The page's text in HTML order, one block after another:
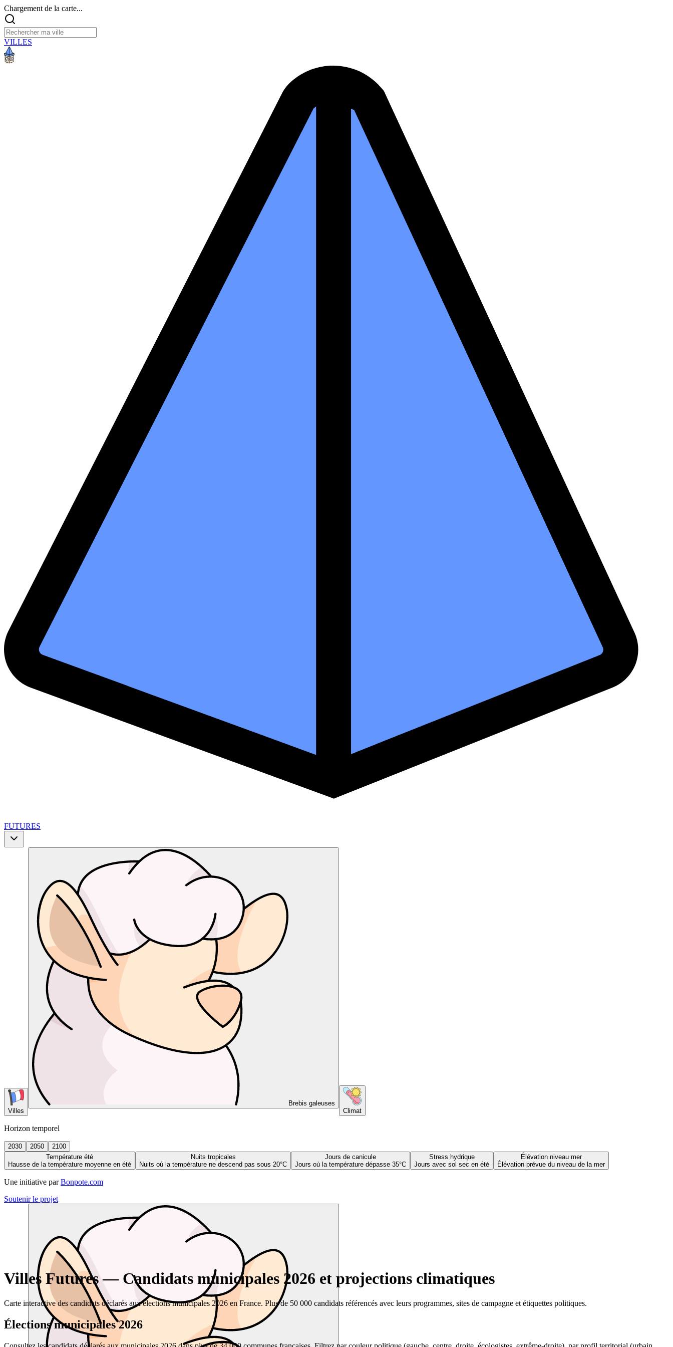
Chargement de la carte...
VILLES
FUTURES
Villes
Brebis galeuses
Climat
Horizon temporel
2030 2050
2100
Température été
Hausse de la température moyenne en été
Nuits tropicales
Nuits où la température ne descend pas sous 20°C
Jours de canicule
Jours où la température dépasse 35°C
Stress hydrique
Jours avec sol sec en été
Élévation niveau mer
Élévation prévue du niveau de la mer
Une initiative par Bonpote.com
Soutenir le projet
Villes Futures — Candidats municipales 2026 et projections climatiques
Carte interactive des candidats déclarés aux élections municipales 2026 en France. Plus de 50 000 candidats référencés avec leurs programmes, sites de campagne et étiquettes politiques.
Élections municipales 2026